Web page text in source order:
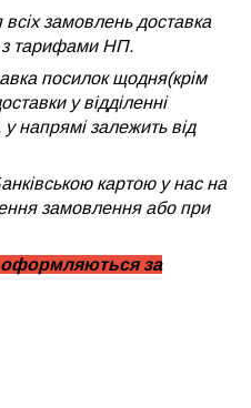
замовлень доставка
з тарифами НП.
посилок щодня(крім
у відділенні
напрямі залежить від
картою у нас на
замовлення або при
оформляються за